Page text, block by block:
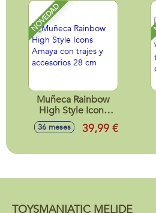
NOVEDAD
Muñeca Rainbow
High Style Icons
Amaya con trajes y
accesorios 28 cm
36 meses 39,99 €
TOYSMANIATIC MELIDE